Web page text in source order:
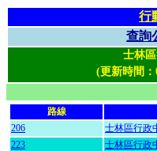
行
查詢
士林
(更新時間：
路線
206
士林區行政
223
士林區行政